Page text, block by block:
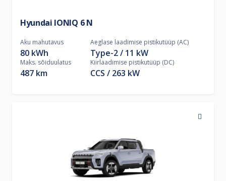
Hyundai IONIQ 6 N
Aku mahutavus
80 kWh
Maks. sõiduulatus
487 km
Aeglase laadimise pistikutüüp (AC)
Type-2 11 kW
Kiirlaadimise pistikutüüp (DC)
CCS 263 kW